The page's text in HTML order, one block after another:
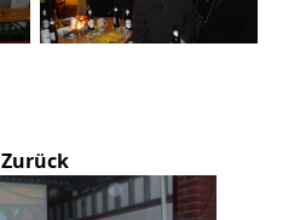
Zurück